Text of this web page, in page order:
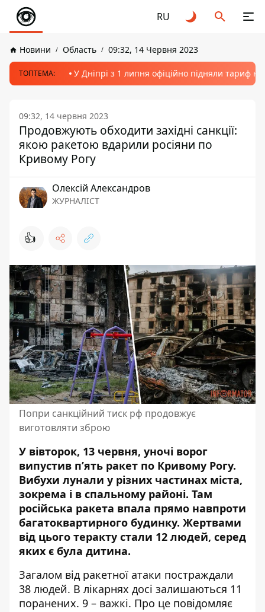
RU
Новини Область 09:32, 14 Червня 2023
ТОПТЕМА: У Дніпрі з 1 липня офіційно підняли тариф
09:32, 14 червня 2023
Продовжують обходити західні санкції:
якою ракетою вдарили росіяни по
Кривому Рогу
Олексій Александров
ЖУРНАЛІСТ
👍
Попри санкційний тиск рф продовжує
виготовляти зброю
У вівторок, 13 червня, уночі ворог
випустив п’ять ракет по Кривому Рогу.
Вибухи лунали у різних частинах міста,
зокрема і в спальному районі. Там
російська ракета впала прямо навпроти
багатоквартирного будинку. Жертвами
від цього теракту стали 12 людей, серед
яких є була дитина.
Загалом від ракетної атаки постраждали
38 людей. В лікарнях досі залишаються 11
поранених. 9 – важкі. Про це повідомляє